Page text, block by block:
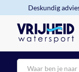
Deskundig
Zoeken